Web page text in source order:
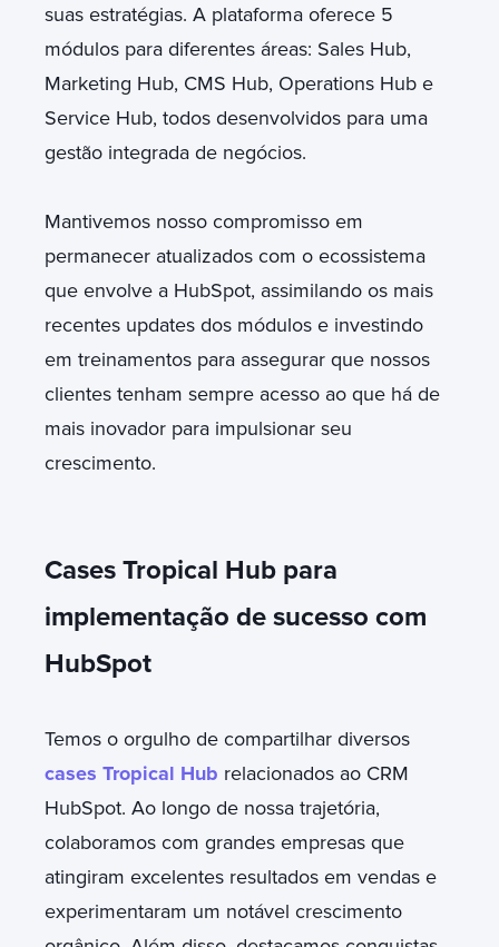
suas estratégias. A plataforma oferece 5
módulos para diferentes áreas: Sales Hub,
Marketing Hub, CMS Hub, Operations Hub e
Service Hub, todos desenvolvidos para uma
gestão integrada de negócios.
Mantivemos nosso compromisso em
permanecer atualizados com o ecossistema
que envolve a HubSpot, assimilando os mais
recentes updates dos módulos e investindo
em treinamentos para assegurar que nossos
clientes tenham sempre acesso ao que há de
mais inovador para impulsionar seu
crescimento.
Cases Tropical Hub para
implementação de sucesso com
HubSpot
Temos o orgulho de compartilhar diversos
cases Tropical Hub relacionados ao CRM
HubSpot. Ao longo de nossa trajetória,
colaboramos com grandes empresas que
atingiram excelentes resultados em vendas e
experimentaram um notável crescimento